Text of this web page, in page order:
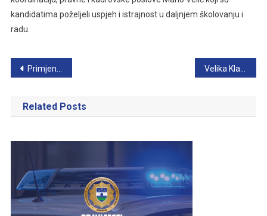
kandidatima poželjeli uspjeh i istrajnost u daljnjem školovanju i
radu.
Navigacija
članaka
Primjene novog Zakona o zaštiti ličnih podataka
Related Posts